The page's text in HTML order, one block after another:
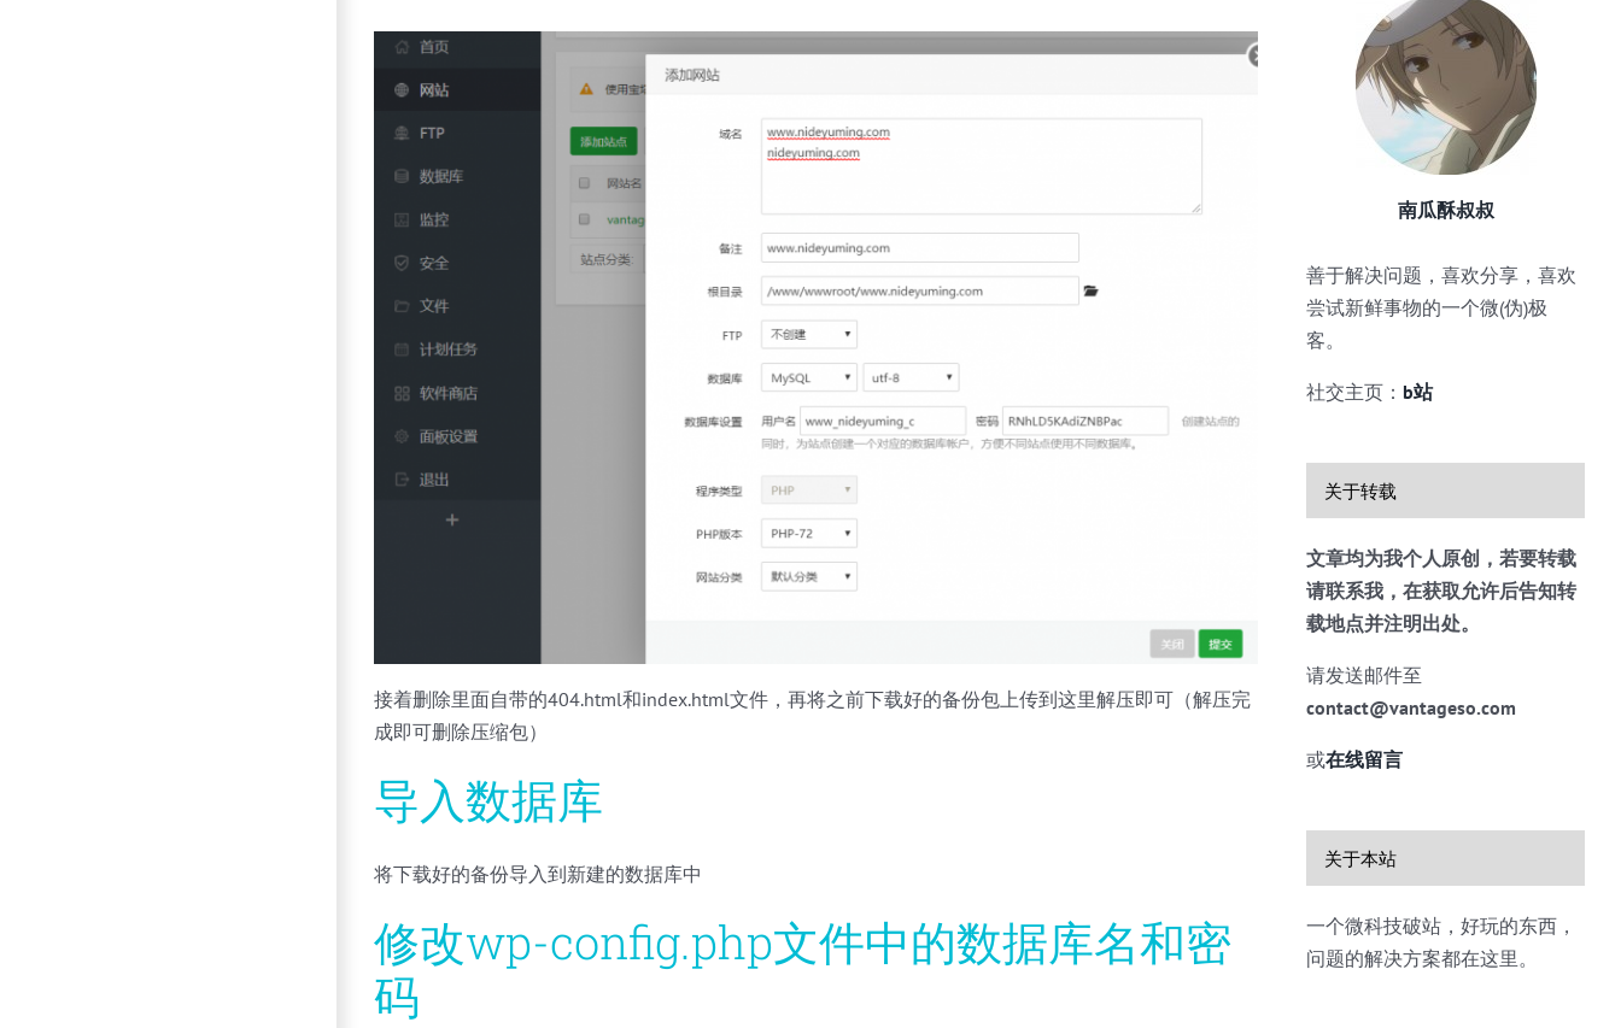
接着删除里面自带的404.html和index.html文件，再将之前下载好的备份包上传到这里解压即可（解压完
成即可删除压缩包）
导入数据库
将下载好的备份导入到新建的数据库中
修改wp-config.php文件中的数据库名和密
码
南瓜酥叔叔
善于解决问题，喜欢分享，喜欢
尝试新鲜事物的一个微(伪)极
客。
社交主页： b站
关于转载
文章均为我个人原创，若要转载
请联系我，在获取允许后告知转
载地点并注明出处。
请发送邮件至
contact@vantageso.com
或在线留言
关于本站
一个微科技破站，好玩的东西，
问题的解决方案都在这里。